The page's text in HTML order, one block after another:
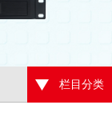
栏目分类